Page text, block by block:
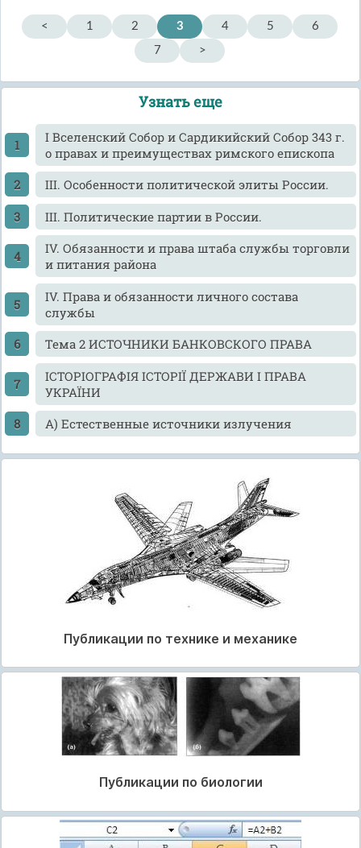
< 1 2 3 4 5
6
7
>
Узнать еще
I Вселенский Собор и Сардикийский Собор 343 г.
о правах и преимуществах римского епископа
III. Особенности политической элиты России.
III. Политические партии в России.
IV. Обязанности и права штаба службы торговли
и питания района
IV. Права и обязанности личного состава
службы
Tема 2 ИСТОЧНИКИ БАНКОВСКОГО ПРАВА
ІСТОРІОГРАФІЯ ІСТОРІЇ ДЕРЖАВИ І ПРАВА
УКРАЇНИ
А) Естественные источники излучения
Публикации по технике и механике
Публикации по биологии